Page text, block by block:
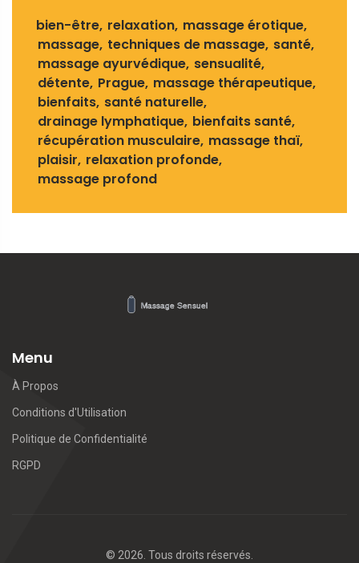
bien-être relaxation massage érotique
massage techniques de massage santé
massage ayurvédique sensualité
détente Prague massage thérapeutique
bienfaits santé naturelle
drainage lymphatique bienfaits santé
récupération musculaire massage thaï
plaisir relaxation profonde
massage profond
Menu
À Propos
Conditions d'Utilisation
Politique de Confidentialité
RGPD
© 2026. Tous droits réservés.